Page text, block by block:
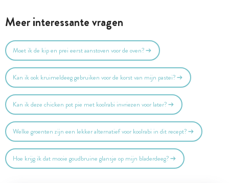
Meer interessante vragen
Moet ik de kip en prei eerst aanstoven voor de oven?
Kan ik ook kruimeldeeg gebruiken voor de korst van mijn pastei?
Kan ik deze chicken pot pie met koolrabi invriezen voor later?
Welke groenten zijn een lekker alternatief voor koolrabi in dit recept?
Hoe krijg ik dat mooie goudbruine glansje op mijn bladerdeeg?